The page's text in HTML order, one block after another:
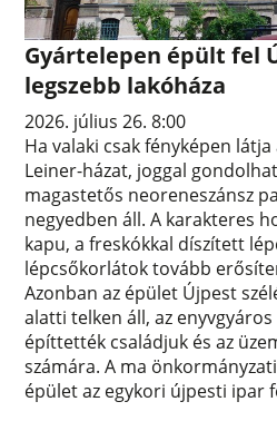
Gyártelepen épült fel
legszebb lakóháza
2026. július 26. 8:00
Ha valaki csak fényképen
Leiner-házat, joggal
magastetős neoreneszánsz
negyedben áll. A karakteres
kapu, a freskókkal díszített
lépcsőkorlátok tovább
Azonban az épület Újpest
alatti telken áll, az
építtették családjuk és az
számára. A ma
épület az egykori újpesti ipar